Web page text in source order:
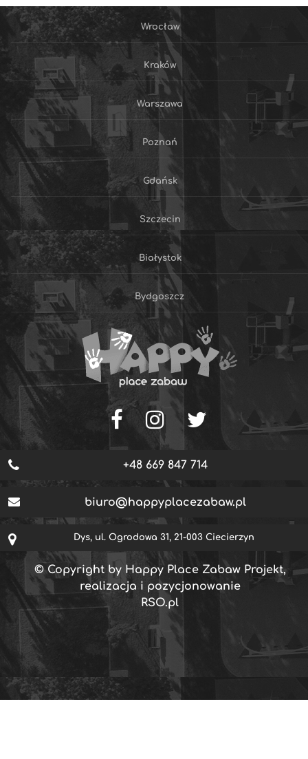
Wrocław
Kraków
Warszawa
Poznań
Gdańsk
Szczecin
Białystok
Bydgoszcz
+48 669 847 714
biuro@happyplacezabaw.pl
Dys, ul. Ogrodowa 31, 21-003 Ciecierzyn
© Copyright by Happy Place Zabaw Projekt,
realizacja i pozycjonowanie
RSO.pl